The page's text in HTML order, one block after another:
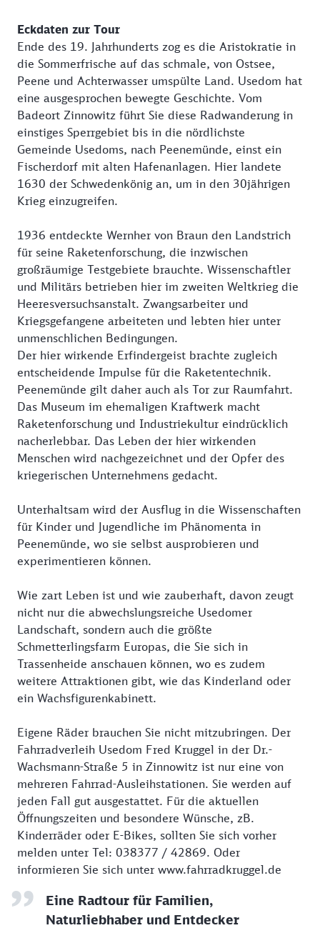
Eckdaten zur Tour
Ende des 19. Jahrhunderts zog es die Aristokratie in
die Sommerfrische auf das schmale, von Ostsee,
Peene und Achterwasser umspülte Land. Usedom hat
eine ausgesprochen bewegte Geschichte. Vom
Badeort Zinnowitz führt Sie diese Radwanderung in
einstiges Sperrgebiet bis in die nördlichste
Gemeinde Usedoms, nach Peenemünde, einst ein
Fischerdorf mit alten Hafenanlagen. Hier landete
1630 der Schwedenkönig an, um in den 30jährigen
Krieg einzugreifen.
1936 entdeckte Wernher von Braun den Landstrich
für seine Raketenforschung, die inzwischen
großräumige Testgebiete brauchte. Wissenschaftler
und Militärs betrieben hier im zweiten Weltkrieg die
Heeresversuchsanstalt. Zwangsarbeiter und
Kriegsgefangene arbeiteten und lebten hier unter
unmenschlichen Bedingungen.
Der hier wirkende Erfindergeist brachte zugleich
entscheidende Impulse für die Raketentechnik.
Peenemünde gilt daher auch als Tor zur Raumfahrt.
Das Museum im ehemaligen Kraftwerk macht
Raketenforschung und Industriekultur eindrücklich
nacherlebbar. Das Leben der hier wirkenden
Menschen wird nachgezeichnet und der Opfer des
kriegerischen Unternehmens gedacht.
Unterhaltsam wird der Ausflug in die Wissenschaften
für Kinder und Jugendliche im Phänomenta in
Peenemünde, wo sie selbst ausprobieren und
experimentieren können.
Wie zart Leben ist und wie zauberhaft, davon zeugt
nicht nur die abwechslungsreiche Usedomer
Landschaft, sondern auch die größte
Schmetterlingsfarm Europas, die Sie sich in
Trassenheide anschauen können, wo es zudem
weitere Attraktionen gibt, wie das Kinderland oder
ein Wachsfigurenkabinett.
Eigene Räder brauchen Sie nicht mitzubringen. Der
Fahrradverleih Usedom Fred Kruggel in der Dr.-
Wachsmann-Straße 5 in Zinnowitz ist nur eine von
mehreren Fahrrad-Ausleihstationen. Sie werden auf
jeden Fall gut ausgestattet. Für die aktuellen
Öffnungszeiten und besondere Wünsche, zB.
Kinderräder oder E-Bikes, sollten Sie sich vorher
melden unter Tel: 038377 / 42869. Oder
informieren Sie sich unter www.fahrradkruggel.de
Eine Radtour für Familien,
Naturliebhaber und Entdecker